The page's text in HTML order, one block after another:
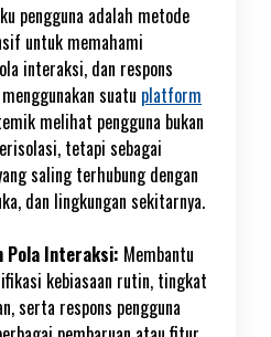
pengguna adalah metode
untuk memahami
interaksi, dan respons
suatu platform
melihat pengguna bukan
tetapi sebagai
saling terhubung dengan
dan lingkungan sekitarnya.
Pola Interaksi: Membantu
kebiasaan rutin, tingkat
serta respons pengguna